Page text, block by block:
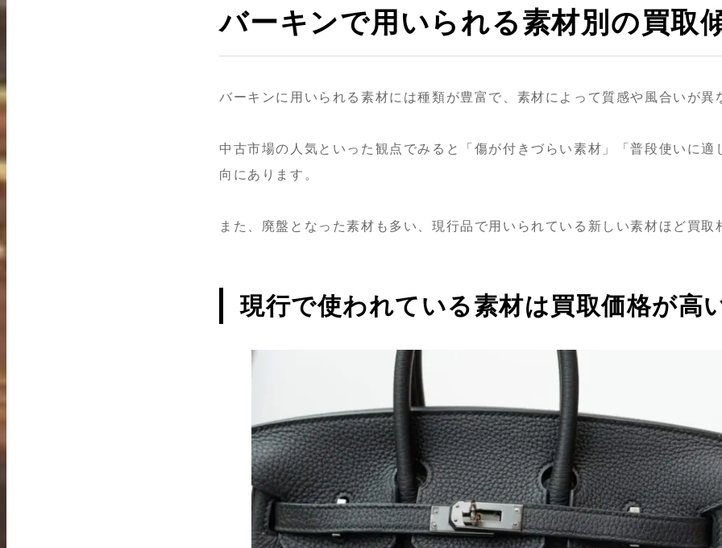
中古でも値段が付きやすい「トゴ」「トリヨンクレマンス」
まとめ
バーキンで用いられる素材別の買取
バーキンに用いられる素材には種類が豊富で、素材によって質感や風合いが異
中古市場の人気といった観点でみると「傷が付きづらい素材」「普段使いに適
向にあります。
また、廃盤となった素材も多い、現行品で用いられている新しい素材ほど買取
現行で使われている素材は買取価格が高